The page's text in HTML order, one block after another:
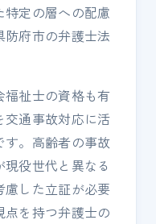
定の層への配慮
府市の弁護士法
祉士の資格も有
交通事故対応に活
す。高齢者の事故
役世代と異なる
慮した立証が必要
点を持つ弁護士の